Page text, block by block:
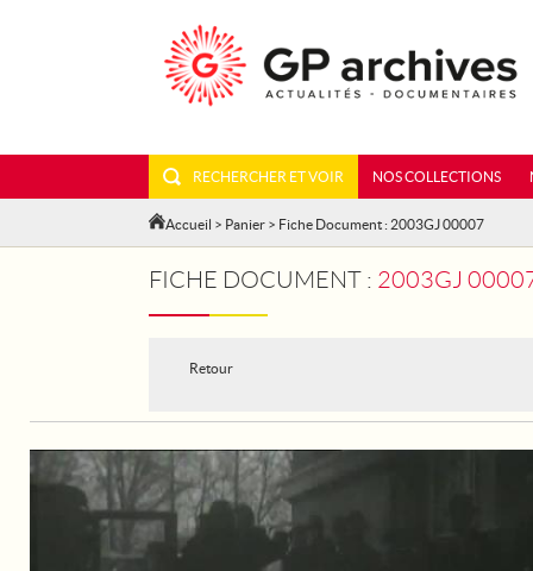
RECHERCHER ET VOIR NOS COLLECTIONS
Accueil > Panier > Fiche Document : 2003GJ 00007
FICHE DOCUMENT : 2003GJ
Retour